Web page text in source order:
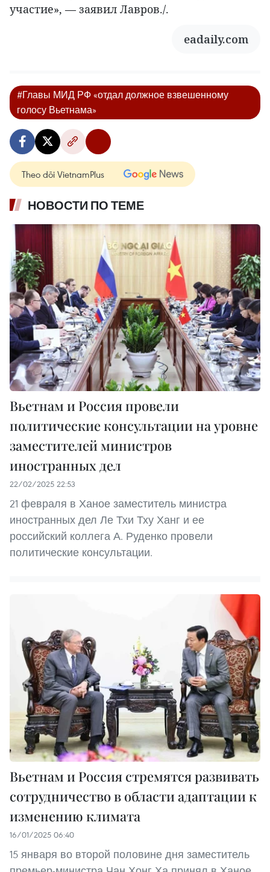
участие», — заявил Лавров./.
eadaily.com
#Главы МИД РФ «отдал должное взвешенному
голосу Вьетнама»
Theo dõi VietnamPlus
НОВОСТИ ПО ТЕМЕ
Вьетнам и Россия провели
политические консультации на уровне
заместителей министров
иностранных дел
22/02/2025 22:53
21 февраля в Ханое заместитель министра
иностранных дел Ле Тхи Тху Ханг и ее
российский коллега А. Руденко провели
политические консультации.
Вьетнам и Россия стремятся развивать
сотрудничество в области адаптации к
изменению климата
16/01/2025 06:40
15 января во второй половине дня заместитель